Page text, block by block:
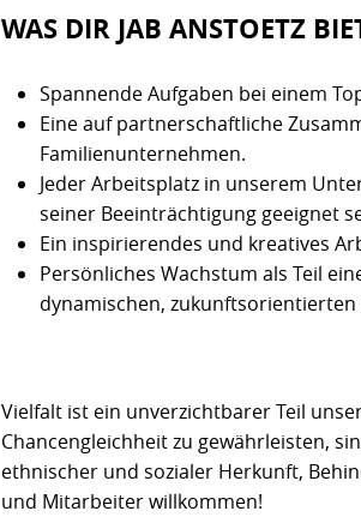
WAS DIR JAB ANSTOETZ
Spannende Aufgaben bei einem
Eine auf partnerschaftliche
Familienunternehmen.
Jeder Arbeitsplatz in unserem
seiner Beeinträchtigung geeignet
Ein inspirierendes und kreatives
Persönliches Wachstum als Teil
dynamischen, zukunftsorientierten
Vielfalt ist ein unverzichtbarer Teil
Chancengleichheit zu gewährleisten,
ethnischer und sozialer Herkunft,
und Mitarbeiter willkommen!